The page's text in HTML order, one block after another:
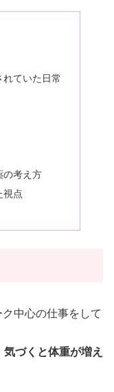
れていた日常
の考え方
視点
中心の仕事をして
づくと体重が増え